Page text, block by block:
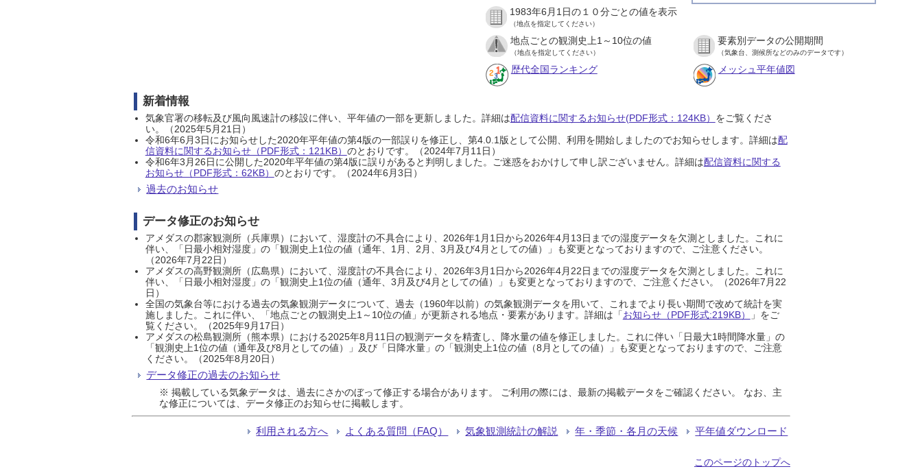
1983年6月1日の１０分ごとの値を表示
（地点を指定してください）
地点ごとの観測史上1～10位の値
（地点を指定してください）
要素別データの公開期間
（気象台、測候所などのみのデータです）
歴代全国ランキング メッシュ平年値図
新着情報
気象官署の移転及び風向風速計の移設に伴い、平年値の一部を更新しました。詳細は配信資料に関するお知らせ(PDF形式：124KB） をご覧くださ
い。（2025年5月21日）
令和6年6月3日にお知らせした2020年平年値の第4版の一部誤りを修正し、第4.0.1版として公開、利用を開始しましたのでお知らせします。詳細は配
信資料に関するお知らせ（PDF形式：121KB） のとおりです。（2024年7月11日）
令和6年3月26日に公開した2020年平年値の第4版に誤りがあると判明しました。ご迷惑をおかけして申し訳ございません。詳細は配信資料に関する
お知らせ（PDF形式：62KB） のとおりです。（2024年6月3日）
過去のお知らせ
データ修正のお知らせ
アメダスの郡家観測所（兵庫県）において、湿度計の不具合により、2026年1月1日から2026年4月13日までの湿度データを欠測としました。これに
伴い、「日最小相対湿度」の「観測史上1位の値（通年、1月、2月、3月及び4月としての値）」も変更となっておりますので、ご注意ください。
（2026年7月22日）
アメダスの高野観測所（広島県）において、湿度計の不具合により、2026年3月1日から2026年4月22日までの湿度データを欠測としました。これに
伴い、「日最小相対湿度」の「観測史上1位の値（通年、3月及び4月としての値）」も変更となっておりますので、ご注意ください。（2026年7月22
日）
全国の気象台等における過去の気象観測データについて、過去（1960年以前）の気象観測データを用いて、これまでより長い期間で改めて統計を実
施しました。これに伴い、「地点ごとの観測史上1～10位の値」が更新される地点・要素があります。詳細は「お知らせ（PDF形式:219KB）
」をご
覧ください。（2025年9月17日）
アメダスの松島観測所（熊本県）における2025年8月11日の観測データを精査し、降水量の値を修正しました。これに伴い「日最大1時間降水量」の
「観測史上1位の値（通年及び8月としての値）」及び「日降水量」の「観測史上1位の値（8月としての値）」も変更となっておりますので、ご注意
ください。（2025年8月20日）
データ修正の過去のお知らせ
※ 掲載している気象データは、過去にさかのぼって修正する場合があります。 ご利用の際には、最新の掲載データをご確認ください。 なお、主
な修正については、データ修正のお知らせに掲載します。
利用される方へ よくある質問（FAQ） 気象観測統計の解説 年・季節・各月の天候 平年値ダウンロード
このページのトップへ